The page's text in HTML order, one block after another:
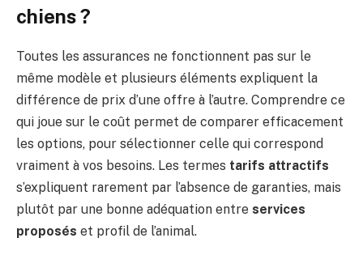
chiens ?
Toutes les assurances ne fonctionnent pas sur le
même modèle et plusieurs éléments expliquent la
différence de prix d’une offre à l’autre. Comprendre ce
qui joue sur le coût permet de comparer efficacement
les options, pour sélectionner celle qui correspond
vraiment à vos besoins. Les termes tarifs attractifs
s’expliquent rarement par l’absence de garanties, mais
plutôt par une bonne adéquation entre services
proposés et profil de l’animal.